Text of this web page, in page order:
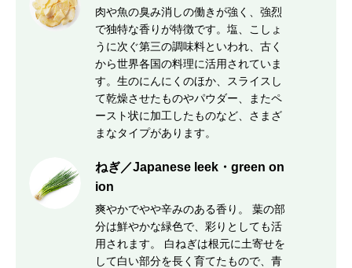
肉や魚の臭み消しの働きが強く、強烈
で独特な香りが特徴です。塩、こしょ
うに次ぐ第三の調味料といわれ、古く
から世界各国の料理に活用されていま
す。生のにんにくのほか、スライスし
て乾燥させたものやパウダー、またペ
ースト状に加工したものなど、さまざ
まなタイプがあります。
ねぎ／Japanese leek・green on
ion
爽やかでやや辛みのある香り。 葉の部
分は鮮やかな緑色で、彩りとしても活
用されます。 白ねぎは根元に土寄せを
して白い部分を長く育てたもので、青